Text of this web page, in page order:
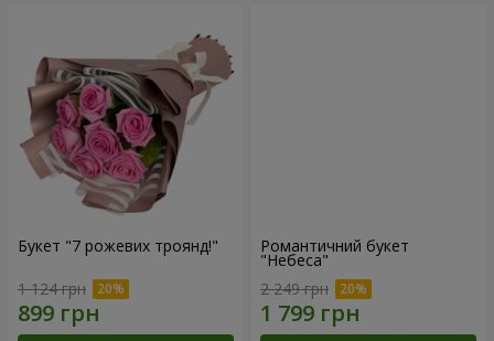
Букет "7 рожевих троянд!"
1 124 грн
Романтичний букет
"Небеса"
2 249 грн